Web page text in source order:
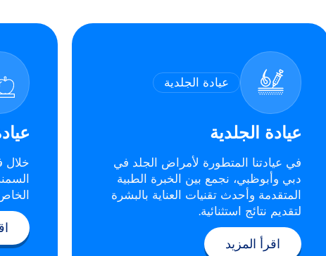
عيادة الجلدية
عيادة الجلدية
في عيادتنا المتطورة لأمراض الجلد في
دبي وأبوظبي، نجمع بين الخبرة الطبية
المتقدمة وأحدث تقنيات العناية بالبشرة
لتقديم نتائج استثنائية.
اقرأ المزيد
خلال